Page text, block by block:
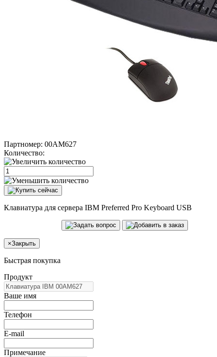
Партномер: 00AM627
Количество:
Клавиатура для сервера IBM Preferred Pro Keyboard USB
×Закрыть
Быстрая покупка
Продукт
Ваше имя
Телефон
E-mail
Примечание